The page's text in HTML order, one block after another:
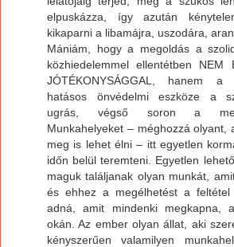
elpuskázza, így azután
kikaparni a libamájra, uszodára,
Mániám, hogy a megoldás a
közhiedelemmel ellentétben NEM
JÓTÉKONYSÁGGAL, hanem a
hatásos önvédelmi eszköze a
ugrás, végső soron a
Munkahelyeket – méghozzá olyant,
meg is lehet élni – itt egyetlen
időn belül teremteni. Egyetlen
maguk találjanak olyan munkát,
és ehhez a megélhetést a feltétel
adná, amit mindenki megkapna,
okán. Az ember olyan állat, aki
kényszerűen valamilyen